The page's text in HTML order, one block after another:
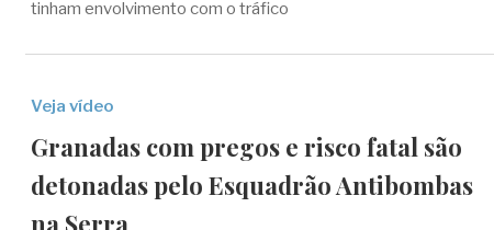
tinham envolvimento com o tráfico
Veja vídeo
Granadas com pregos e risco fatal são
detonadas pelo Esquadrão Antibombas
na Serra